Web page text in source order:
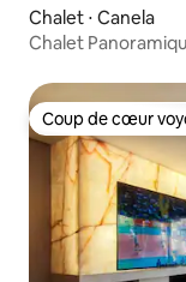
Chalet ⋅ Canela
Chalet
Coup de cœur
Coup de cœur